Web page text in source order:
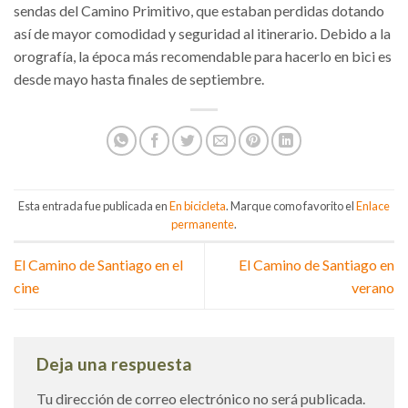
sendas del Camino Primitivo, que estaban perdidas dotando
así de mayor comodidad y seguridad al itinerario. Debido a la
orografía, la época más recomendable para hacerlo en bici es
desde mayo hasta finales de septiembre.
Esta entrada fue publicada enEn bicicleta. Marque como favorito elEnlace
permanente.
El Camino de Santiago en el
cine
El Camino de Santiago en
verano
Deja una respuesta
Tu dirección de correo electrónico no será publicada.